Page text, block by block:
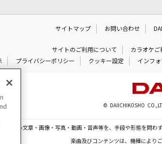
サイトマップ お問い合わせ
サイトのご利用について カラオケご
プライバシーポリシー クッキー設定 インフ
© DAIICHIKOSHO
る一切の文章・画像・写真・動画・音声等を、手段や形態を問
楽曲及びコンテンツは、機種により